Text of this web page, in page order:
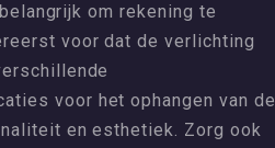
om rekening te
voor dat de verlichting
voor het ophangen van de
en esthetiek. Zorg ook